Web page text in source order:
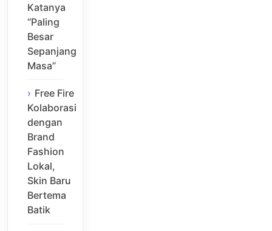
Katanya
“Paling
Besar
Sepanjang
Masa”
Free Fire
Kolaborasi
dengan
Brand
Fashion
Lokal,
Skin Baru
Bertema
Batik